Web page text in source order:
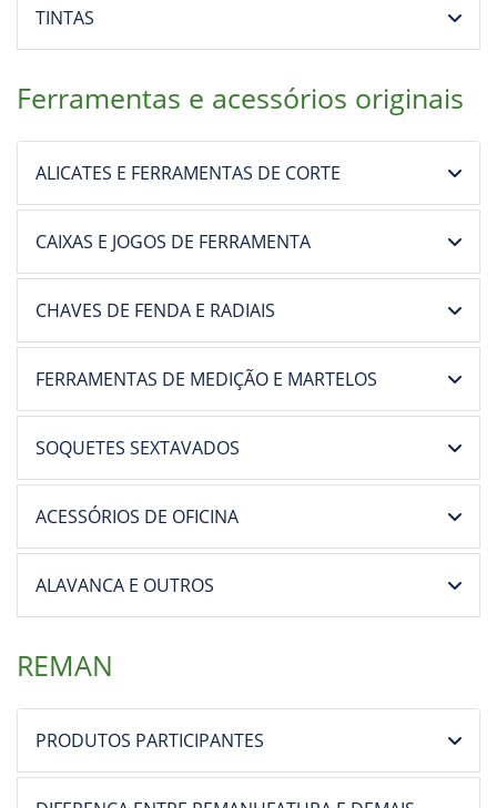
TINTAS
Ferramentas e acessórios originais
ALICATES E FERRAMENTAS DE CORTE
CAIXAS E JOGOS DE FERRAMENTA
CHAVES DE FENDA E RADIAIS
FERRAMENTAS DE MEDIÇÃO E MARTELOS
SOQUETES SEXTAVADOS
ACESSÓRIOS DE OFICINA
ALAVANCA E OUTROS
REMAN
PRODUTOS PARTICIPANTES